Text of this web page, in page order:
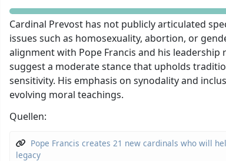
Cardinal Prevost has not publicly articulated
issues such as homosexuality, abortion, or
alignment with Pope Francis and his
suggest a moderate stance that upholds
sensitivity. His emphasis on synodality and
evolving moral teachings.
Quellen:
Pope Francis creates 21 new cardinals who will
legacy
CatéGPT.chat
Helfen Sie uns, unsere Mission